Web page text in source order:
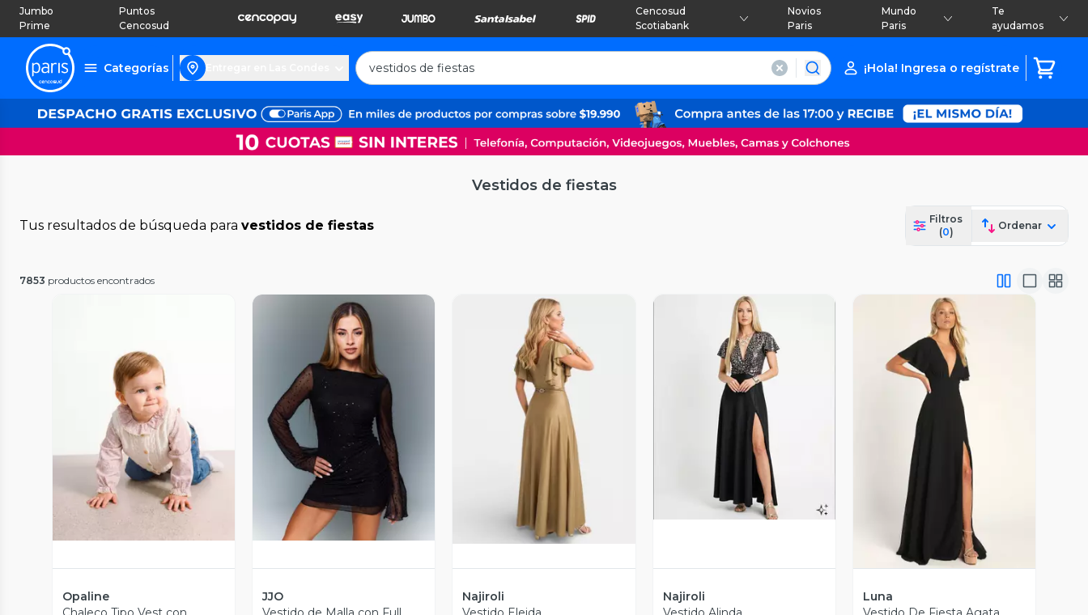
Jumbo
Prime
Puntos
Cencosud
Cencosud
Scotiabank
Novios
Paris
Mundo
Paris
Te
ayudamos
Categorías ¡Hola! Ingresa o regístrate
Vestidos de fiestas
Tus resultados de búsqueda para vestidos de fiestas
Filtros
(0)
Ordenar
7853 productos encontrados
Vista Previa
Opaline
Vista Previa
JJO
Vista Previa
Najiroli
Vista Previa
Najiroli
Vista Previa
Luna